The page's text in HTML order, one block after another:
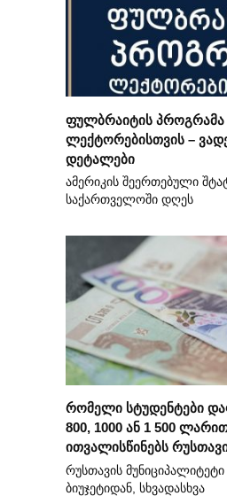
ფულბრაიტის პროგრამა
ლექტორებისთვის –
დეტალები
ამერიკის შეერთებული
საქართველოში დღეს
რომელი სტუდენტები
800, 1000 ან 1 500
ითვალისწინებს
რუსთავის
ბიუჯეტიდან, სხვადასხვა